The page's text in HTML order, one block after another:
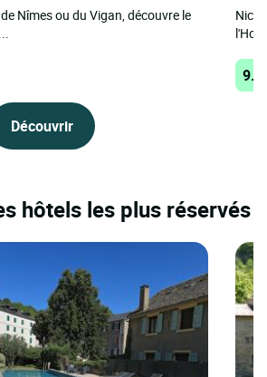
Nîmes ou du Vigan, découvre le
Découvrir
hôtels les plus réservés